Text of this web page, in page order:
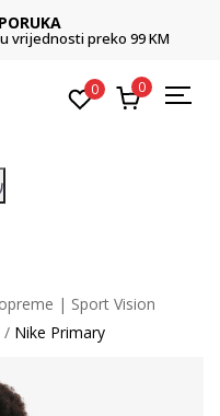
vrijednosti preko 99 KM
0 0
| Sport Vision
Nike Primary